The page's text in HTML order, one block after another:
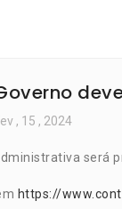
, 15 , 2024
será
https://